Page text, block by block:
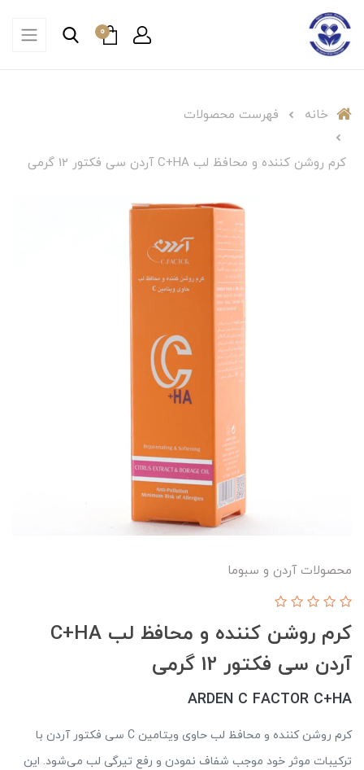
0
خانه فهرست محصولات
کرم روشن کننده و محافظ لب C+HA آردن سی فکتور 12 گرمی
محصولات آردن و سبوما
کرم روشن کننده و محافظ لب C+HA
آردن سی فکتور 12 گرمی
ARDEN C FACTOR C+HA
کرم روشن کننده و محافظ لب حاوی ویتامین C سی فکتور آردن با
ترکیبات موثر خود موجب شفاف نمودن و رفع تیرگی لب می‌شود. این